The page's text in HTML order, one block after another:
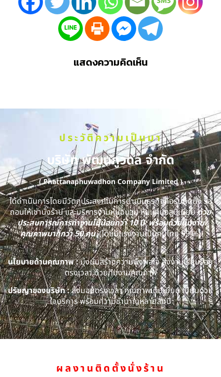
แสดงความคิดเห็น
ประวัติความเป็นมา
บริษัท พัฒนภูวดล จำกัด
( Phattanaphuwadhon Company Limited )
ได้ดำเนินการโดยมีวัตถุประสงค์ในการดำเนินธุรกิจคือรับติดตั้ง รื้อ
ถอนให้เช่านั่งร้าน และบริการงานหุ้มฉนวน หุ้มแผ่นอลูมิเนียมด้วย
ประสบการณ์การทำงานไม่น้อยกว่า 10 ปี พร้อมด้วยทีมงาน
คุณภาพมากกว่า 50 คน(โดยมีแรงงานเป็นคนไทย 99 %)
นโยบายด้านคุณภาพ :มุ่งมั่นสร้างความพึงพอใจ ส่งงานเรียบร้อย
ตรงเวลา ด้วยทีมงานคุณภาพ
ปรัชญาของบริษัท :ส่งมอบตรงเวลา คุณภาพเต็มเยี่ยม เปี่ยมด้วย
ใจบริการ พร้อมความชำนาญหลายสิบปี
ผลงานติดตั้งนั่งร้าน